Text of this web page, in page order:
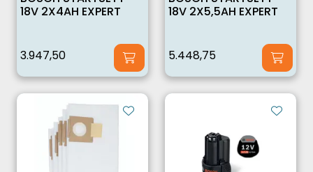
18V 2X4AH EXPERT
3.947,50
18V 2X5,5AH EXPERT
5.448,75